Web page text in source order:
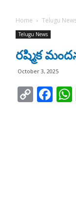
Home Telugu
Telugu News
రష్మిక
October 3, 2025
Copy
Link